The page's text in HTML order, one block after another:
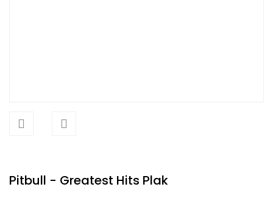
Pitbull - Greatest Hits Plak